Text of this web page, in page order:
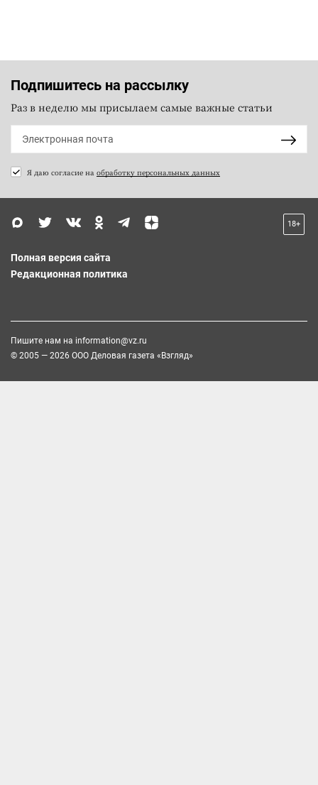
Подпишитесь на рассылку
Раз в неделю мы присылаем самые важные статьи
Я даю согласие на обработку персональных данных
18+
Полная версия сайта
Редакционная политика
Пишите нам на information@vz.ru
© 2005 — 2026 ООО Деловая газета «Взгляд»